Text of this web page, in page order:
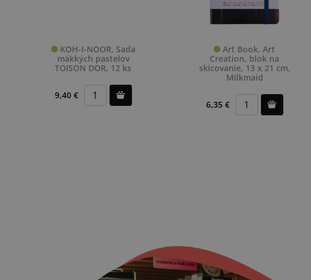
KOH-I-NOOR, Sada
mäkkých pastelov
TOISON DOR, 12 ks
9,40 €
Art Book, Art
Creation, blok na
skicovanie, 13 x 21 cm,
Milkmaid
6,35 €